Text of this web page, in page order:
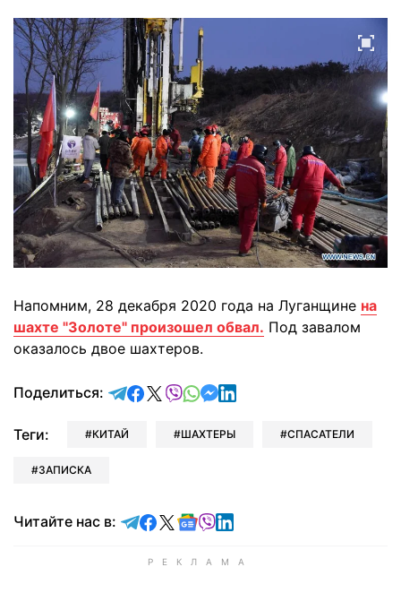
Напомним, 28 декабря 2020 года на Луганщине на
шахте "Золоте" произошел обвал. Под завалом
оказалось двое шахтеров.
Поделиться: отправить в Telegram
поделиться в Facebook
поделиться в X
отправить в Viber
отправить в Whatsapp
отправить в Messenger
отправить в LinkedIn
Теги: КИТАЙ ШАХТЕРЫ СПАСАТЕЛИ
ЗАПИСКА
Читайте нас в: Читайте в Telegram
Читайте в Facebook
Читайте в X
Читайте в Google news
Читайте в Viber
Читайте в LinkedIn